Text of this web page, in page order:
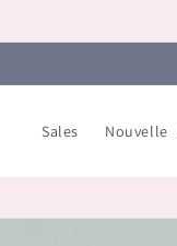
Sales Nouvelle